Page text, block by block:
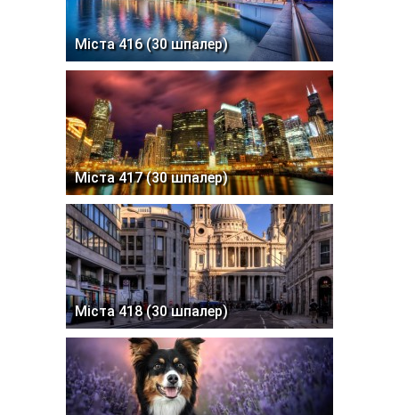
Міста 416 (30 шпалер)
Міста 417 (30 шпалер)
Міста 418 (30 шпалер)